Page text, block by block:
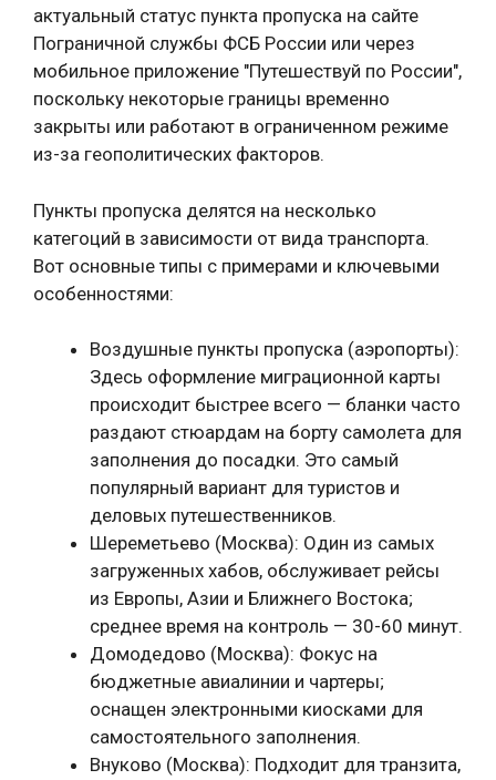
актуальный статус пункта пропуска на сайте
Пограничной службы ФСБ России или через
мобильное приложение "Путешествуй по России",
поскольку некоторые границы временно
закрыты или работают в ограниченном режиме
из-за геополитических факторов.
Пункты пропуска делятся на несколько
категоций в зависимости от вида транспорта.
Вот основные типы с примерами и ключевыми
особенностями:
Воздушные пункты пропуска (аэропорты):
Здесь оформление миграционной карты
происходит быстрее всего — бланки часто
раздают стюардам на борту самолета для
заполнения до посадки. Это самый
популярный вариант для туристов и
деловых путешественников.
Шереметьево (Москва): Один из самых
загруженных хабов, обслуживает рейсы
из Европы, Азии и Ближнего Востока;
среднее время на контроль — 30-60 минут.
Домодедово (Москва): Фокус на
бюджетные авиалинии и чартеры;
оснащен электронными киосками для
самостоятельного заполнения.
Внуково (Москва): Подходит для транзита,